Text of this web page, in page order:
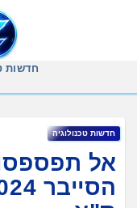
חדשות
חדשות טכנולוגיה
אל